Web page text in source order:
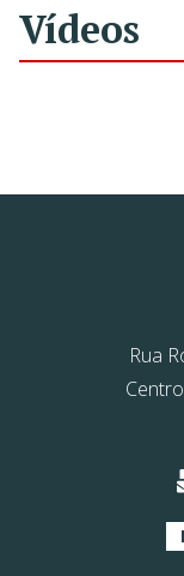
Vídeos
Rua